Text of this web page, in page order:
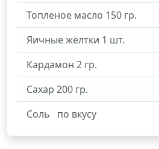
Топленое масло 150 гр.
Яичные желтки 1 шт.
Кардамон 2 гр.
Сахар 200 гр.
Соль
по вкусу